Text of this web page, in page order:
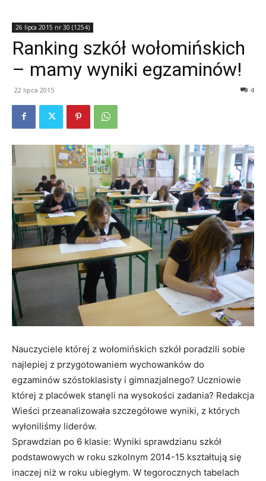
26 lipca 2015 nr 30 (1254)
Ranking szkół wołomińskich
– mamy wyniki egzaminów!
22 lipca 2015 4
Nauczyciele której z wołomińskich szkół poradzili sobie
najlepiej z przygotowaniem wychowanków do
egzaminów szóstoklasisty i gimnazjalnego? Uczniowie
której z placówek stanęli na wysokości zadania? Redakcja
Wieści przeanalizowała szczegółowe wyniki, z których
wyłoniliśmy liderów.
Sprawdzian po 6 klasie: Wyniki sprawdzianu szkół
podstawowych w roku szkolnym 2014-15 kształtują się
inaczej niż w roku ubiegłym. W tegorocznych tabelach